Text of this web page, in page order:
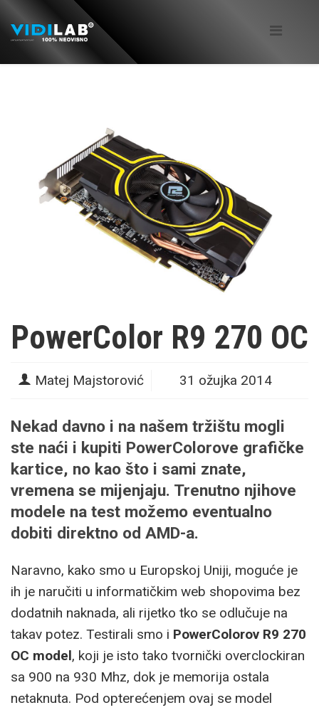
PowerColor R9 270 OC
Matej Majstorović 31 ožujka 2014
Nekad davno i na našem tržištu mogli
ste naći i kupiti PowerColorove grafičke
kartice, no kao što i sami znate,
vremena se mijenjaju. Trenutno njihove
modele na test možemo eventualno
dobiti direktno od AMD-a.
Naravno, kako smo u Europskoj Uniji, moguće je
ih je naručiti u informatičkim web shopovima bez
dodatnih naknada, ali rijetko tko se odlučuje na
takav potez. Testirali smo i PowerColorov R9 270
OC model, koji je isto tako tvornički overclockiran
sa 900 na 930 Mhz, dok je memorija ostala
netaknuta. Pod opterećenjem ovaj se model